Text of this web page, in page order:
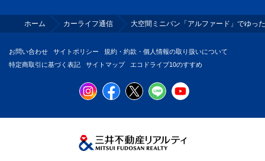
ホーム カーライフ通信 大空間ミニバン「アルファード」でゆっ
お問い合わせ サイトポリシー
規約・約款・個人情報の取り扱いについて
特定商取引に基づく表記
サイトマップ エコドライブ10のすすめ